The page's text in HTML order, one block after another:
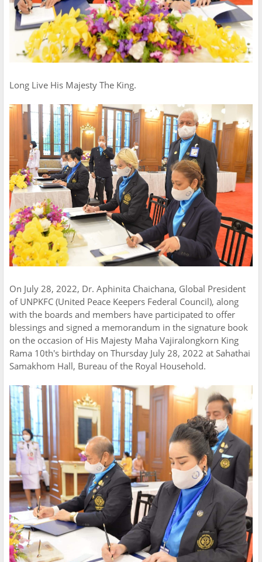
Long Live His Majesty The King.
On July 28, 2022, Dr. Aphinita Chaichana, Global President
of UNPKFC (United Peace Keepers Federal Council), along
with the boards and members have participated to offer
blessings and signed a memorandum in the signature book
on the occasion of His Majesty Maha Vajiralongkorn King
Rama 10th's birthday on Thursday July 28, 2022 at Sahathai
Samakhom Hall, Bureau of the Royal Household.